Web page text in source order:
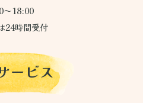
～18:00
24時間受付
ービス